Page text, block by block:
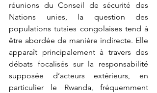
réunions du Conseil de sécurité des
Nations unies, la question des
populations tutsies congolaises tend à
être abordée de manière indirecte. Elle
apparaît principalement à travers des
débats focalisés sur la responsabilité
supposée d’acteurs extérieurs, en
particulier le Rwanda, fréquemment